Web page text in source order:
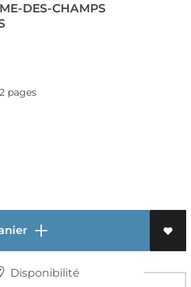
DES-CHAMPS
pages
Disponibilité